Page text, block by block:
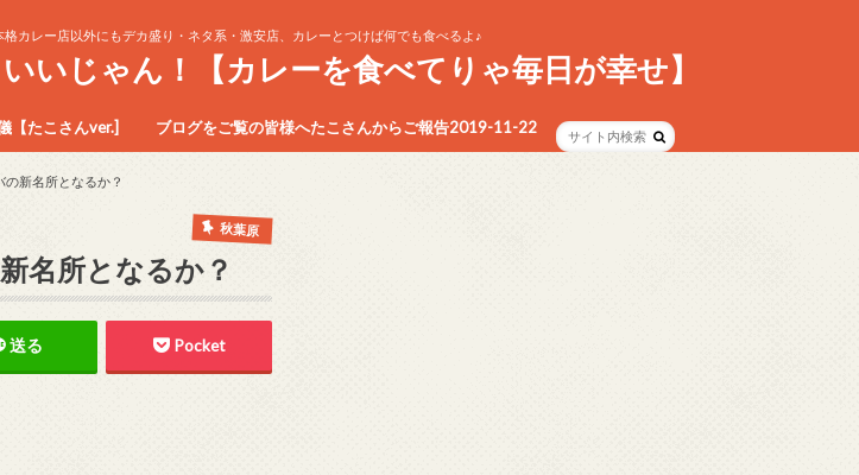
カレー店以外にもデカ盛り・ネタ系・激安店、カレーとつけば何でも食べるよ♪
じゃん！【カレーを食べてりゃ毎日が幸せ】
【たこさんver.] ブログをご覧の皆様へたこさんからご報告2019-11-22
新名所となるか？
秋葉原
名所となるか？
送る Pocket